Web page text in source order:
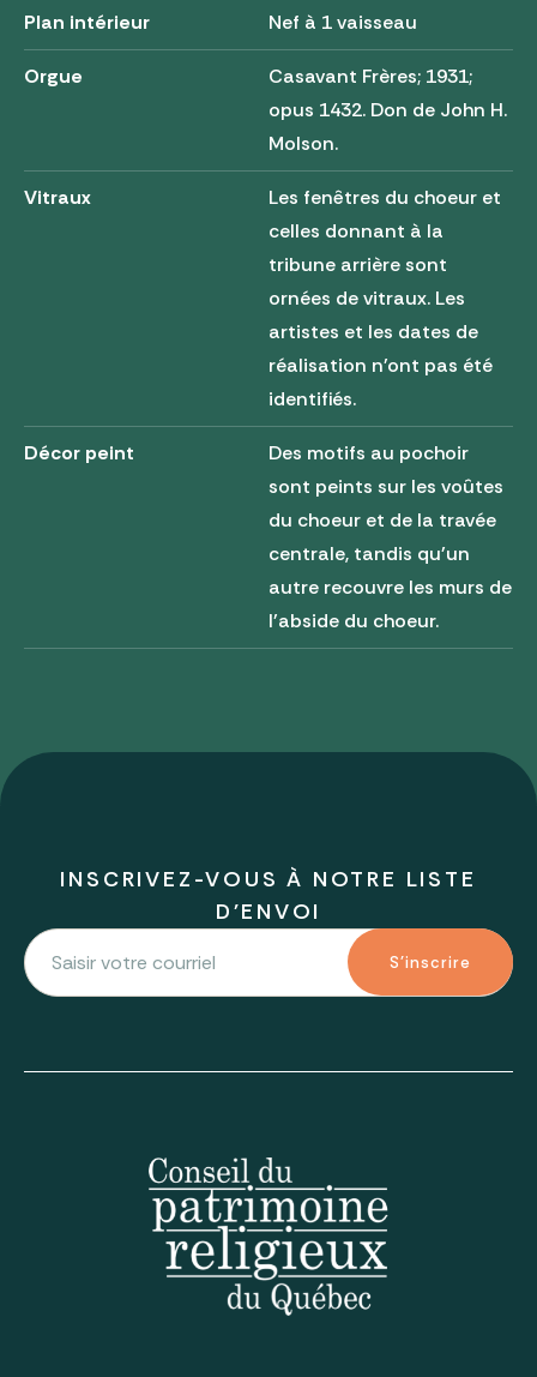
Plan intérieur Nef à 1 vaisseau
Orgue
Casavant Frères; 1931;
opus 1432. Don de John H.
Molson.
Vitraux
Les fenêtres du choeur et
celles donnant à la
tribune arrière sont
ornées de vitraux. Les
artistes et les dates de
réalisation n'ont pas été
identifiés.
Décor peint
Des motifs au pochoir
sont peints sur les voûtes
du choeur et de la travée
centrale, tandis qu'un
autre recouvre les murs de
l'abside du choeur.
INSCRIVEZ-VOUS À NOTRE LISTE
D'ENVOI
S'inscrire